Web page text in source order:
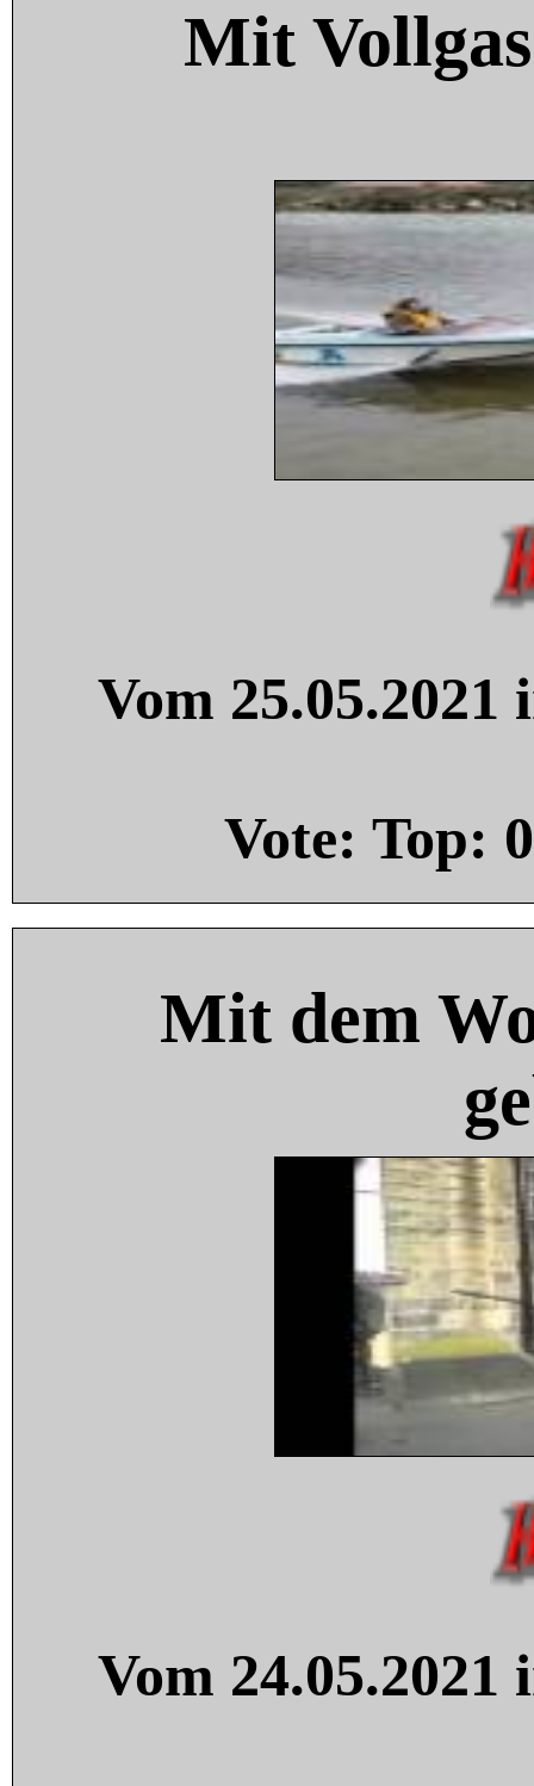
Mit
Vom
Vote: Top: 0
Mit dem
Vom